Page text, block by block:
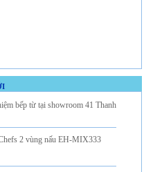
bếp từ tại showroom 41 Thanh
2 vùng nấu EH-MIX333